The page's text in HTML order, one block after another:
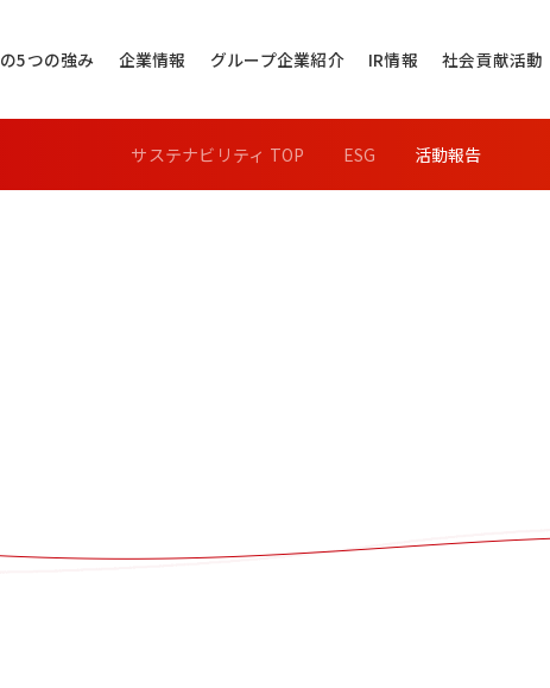
5つの強み 企業情報 グループ企業紹介 IR情報 社会貢献活動
サステナビリティ TOP ESG 活動報告
問い合わせ